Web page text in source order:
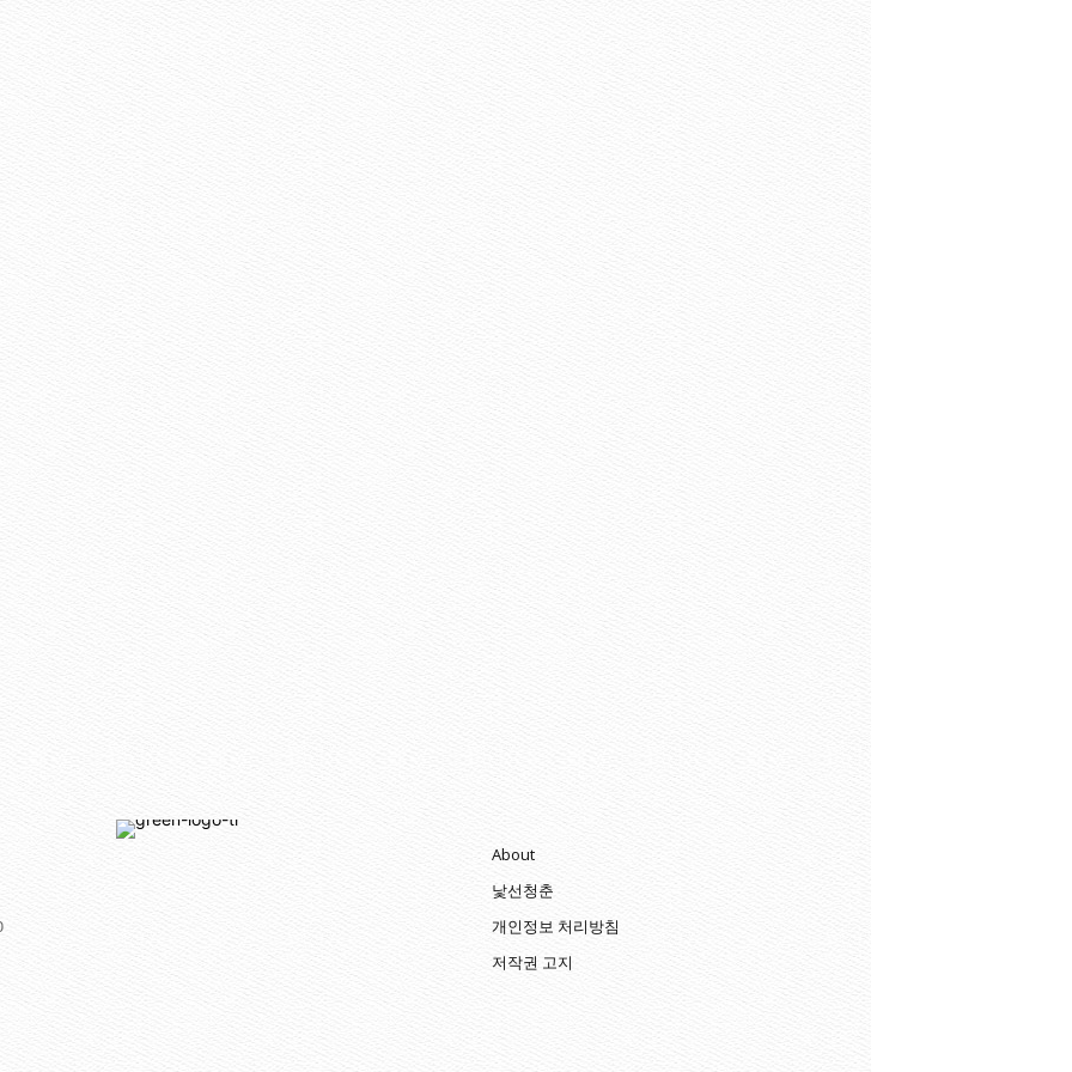
About
낯선청춘
개인정보 처리방침
저작권 고지